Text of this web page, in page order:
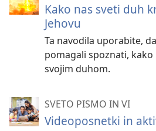
Kako nas sveti duh
Jehovu
Ta navodila uporabite,
pomagali spoznati, kako
svojim duhom.
SVETO PISMO IN VI
Videoposnetki in